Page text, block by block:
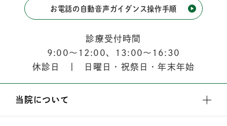
お電話の自動音声ガイダンス操作手順
診療受付時間
9:00〜 12:00、 13:00〜 16:30
休診日 | 日曜日・祝祭日・年末年始
当院について